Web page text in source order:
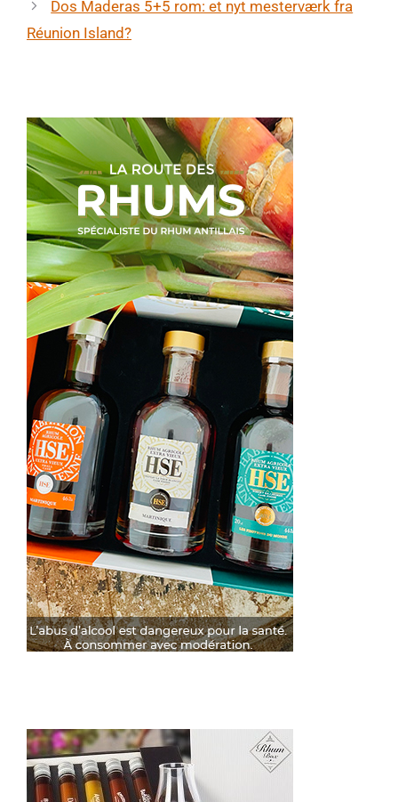
Dos Maderas 5+5 rom: et nyt mesterværk fra
Réunion Island?